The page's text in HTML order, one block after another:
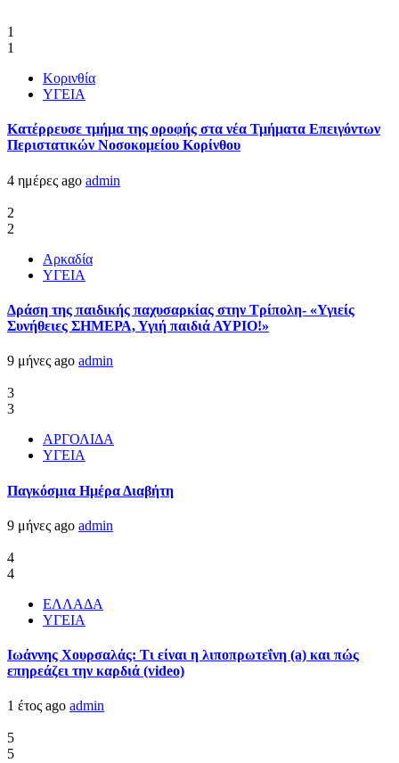
1
1
Κορινθία
ΥΓΕΙΑ
Kατέρρευσε τμήμα της οροφής στα νέα Τμήματα Επειγόντων
Περιστατικών Νοσοκομείου Κορίνθου
4 ημέρες ago admin
2
2
Αρκαδία
ΥΓΕΙΑ
Δράση της παιδικής παχυσαρκίας στην Τρίπολη- «Υγιείς
Συνήθειες ΣΗΜΕΡΑ, Υγιή παιδιά ΑΥΡΙΟ!»
9 μήνες ago admin
3
3
ΑΡΓΟΛΙΔΑ
ΥΓΕΙΑ
Παγκόσμια Ημέρα Διαβήτη
9 μήνες ago admin
4
4
ΕΛΛΑΔΑ
ΥΓΕΙΑ
Ιωάννης Χουρσαλάς: Τι είναι η λιποπρωτεΐνη (a) και πώς
επηρεάζει την καρδιά (video)
1 έτος ago admin
5
5